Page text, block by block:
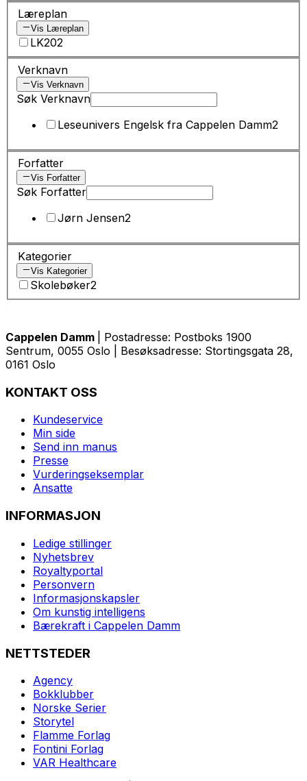
Læreplan
Vis Læreplan
LK202
Verknavn
Vis Verknavn
Søk Verknavn
Leseunivers Engelsk fra Cappelen Damm2
Forfatter
Vis Forfatter
Søk Forfatter
Jørn Jensen2
Kategorier
Vis Kategorier
Skolebøker2
Cappelen Damm
| Postadresse: Postboks 1900
Sentrum, 0055 Oslo | Besøksadresse: Stortingsgata 28,
0161 Oslo
KONTAKT OSS
Kundeservice
Min side
Send inn manus
Presse
Vurderingseksemplar
Ansatte
INFORMASJON
Ledige stillinger
Nyhetsbrev
Royaltyportal
Personvern
Informasjonskapsler
Om kunstig intelligens
Bærekraft i Cappelen Damm
NETTSTEDER
Agency
Bokklubber
Norske Serier
Storytel
Flamme Forlag
Fontini Forlag
VAR Healthcare